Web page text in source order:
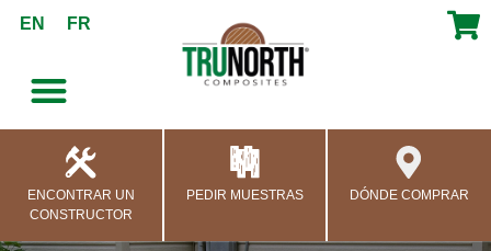
contenido
EN FR
ENCONTRAR UN
CONSTRUCTOR
PEDIR MUESTRAS DÓNDE COMPRAR